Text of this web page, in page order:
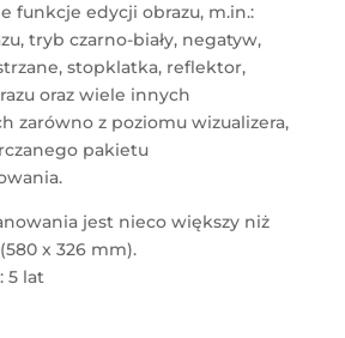
funkcje edycji obrazu, m.in.:
tryb czarno-biały, negatyw,
stopklatka, reflektor,
oraz wiele innych
zarówno z poziomu wizualizera,
pakietu
jest nieco większy niż
x 326 mm).
5 lat